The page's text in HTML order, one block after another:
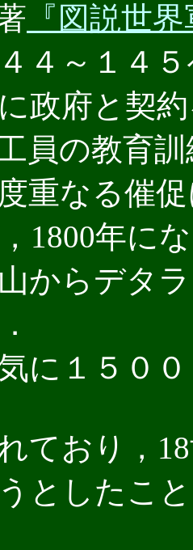
『図説世
４～１４
政府と契
員の教育
重なる催
1800年に
からデタ
に１５０
おり，18
としたこ